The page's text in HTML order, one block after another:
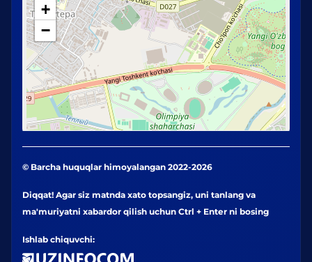
+
−
© Barcha huquqlar himoyalangan 2022-2026
Diqqat! Agar siz matnda xato topsangiz, uni tanlang va
ma'muriyatni xabardor qilish uchun Ctrl + Enter ni bosing
Ishlab chiquvchi: